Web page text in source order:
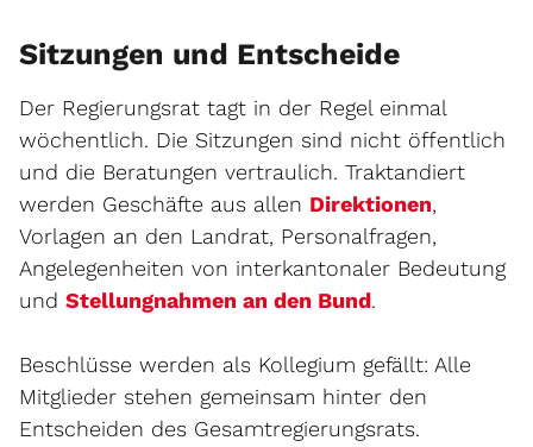
Sitzungen und Entscheide
Der Regierungsrat tagt in der Regel einmal
wöchentlich. Die Sitzungen sind nicht öffentlich
und die Beratungen vertraulich. Traktandiert
werden Geschäfte aus allen Direktionen,
Vorlagen an den Landrat, Personalfragen,
Angelegenheiten von interkantonaler Bedeutung
und Stellungnahmen an den Bund.
Beschlüsse werden als Kollegium gefällt: Alle
Mitglieder stehen gemeinsam hinter den
Entscheiden des Gesamtregierungsrats.